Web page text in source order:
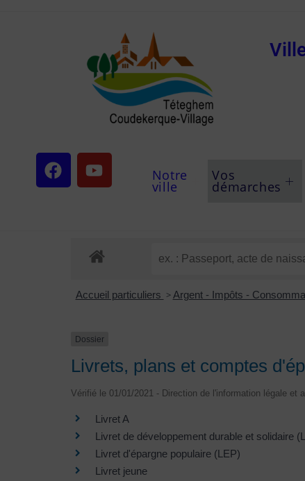
Notre
ville
Vos
démarches
Accueil particuliers > Argent - Impôts -
Dossier
Livrets, plans et comptes
Vérifié le 01/01/2021 - Direction de l'information légale et
Livret A
Livret de développement durable et solidaire
Livret d'épargne populaire (LEP)
Livret jeune